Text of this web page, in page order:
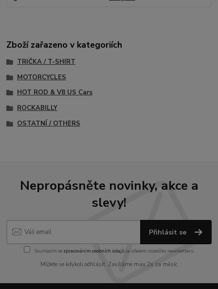
Zboží zařazeno v kategoriích
TRIČKA / T-SHIRT
MOTORCYCLES
HOT ROD & V8 US Cars
ROCKABILLY
OSTATNÍ / OTHERS
Nepropásněte novinky, akce a
slevy!
Přihlásit se
Souhlasím se zpracováním osobních údajůza účelem rozesílky newsletteru.
Můžete se kdykoli odhlásit. Zasíláme max.2x za měsíc